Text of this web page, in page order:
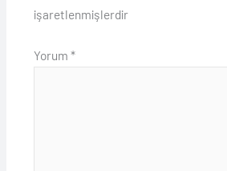
işaretlenmişlerdir
Yorum *